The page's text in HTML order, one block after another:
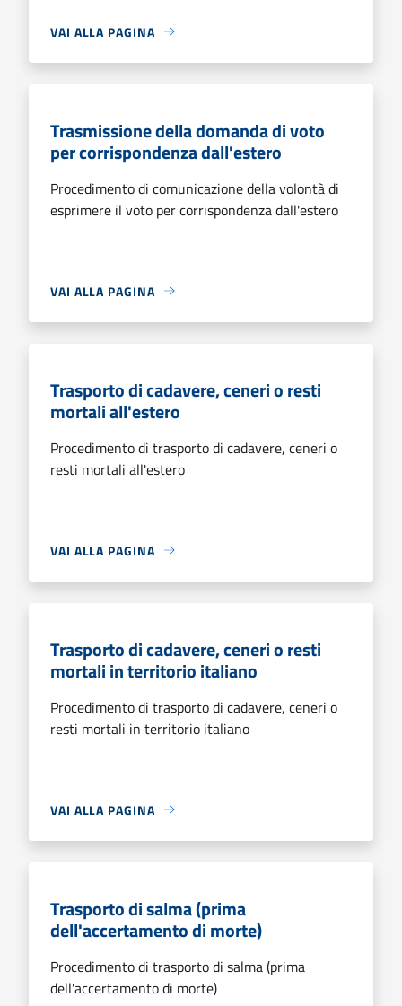
VAI ALLA PAGINA
Trasmissione della domanda di voto
per corrispondenza dall'estero
Procedimento di comunicazione della volontà di
esprimere il voto per corrispondenza dall'estero
VAI ALLA PAGINA
Trasporto di cadavere, ceneri o resti
mortali all'estero
Procedimento di trasporto di cadavere, ceneri o
resti mortali all'estero
VAI ALLA PAGINA
Trasporto di cadavere, ceneri o resti
mortali in territorio italiano
Procedimento di trasporto di cadavere, ceneri o
resti mortali in territorio italiano
VAI ALLA PAGINA
Trasporto di salma (prima
dell'accertamento di morte)
Procedimento di trasporto di salma (prima
dell'accertamento di morte)